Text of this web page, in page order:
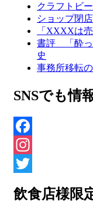
クラフトビ
ショップ閉
「XXXXは
書評 「酔っ
史
事務所移転
SNSでも情
Facebook
Instagram
飲食店様限